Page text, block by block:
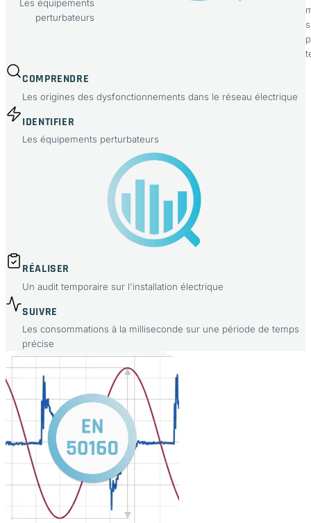
Les équipements
perturbateurs
COMPRENDRE
Les origines des dysfonctionnements dans le réseau électrique
IDENTIFIER
Les équipements perturbateurs
RÉALISER
Un audit temporaire sur l'installation électrique
SUIVRE
Les consommations à la milliseconde sur une période de temps
précise